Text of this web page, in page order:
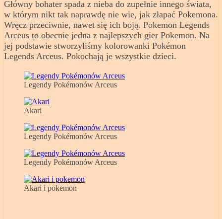
Główny bohater spada z nieba do zupełnie innego świata,
w którym nikt tak naprawdę nie wie, jak złapać Pokemona.
Wręcz przeciwnie, nawet się ich boją. Pokemon Legends
Arceus to obecnie jedna z najlepszych gier Pokemon. Na
jej podstawie stworzyliśmy kolorowanki Pokémon
Legends Arceus. Pokochają je wszystkie dzieci.
Legendy Pokémonów Arceus
Akari
Legendy Pokémonów Arceus
Legendy Pokémonów Arceus
Akari i pokemon